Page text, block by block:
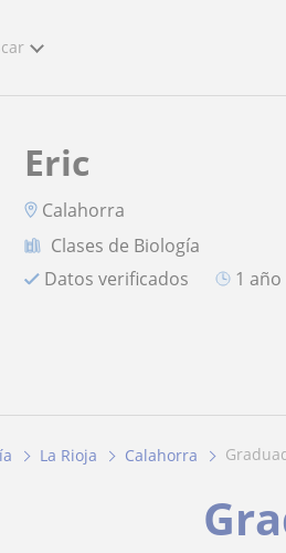
Eric
Calahorra
Clases de Biología
Datos verificados
1
La Rioja Calahorra